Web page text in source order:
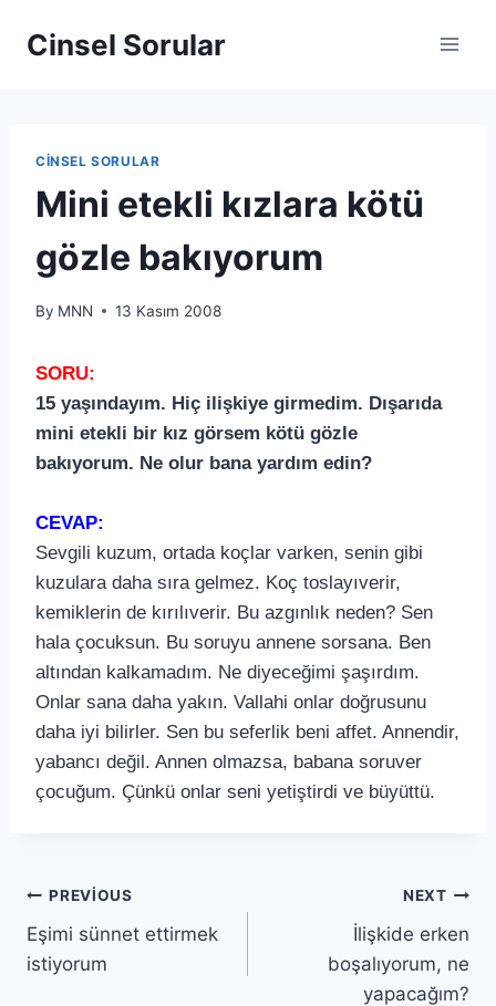
Cinsel Sorular
CINSEL SORULAR
Mini etekli kızlara kötü
gözle bakıyorum
By MNN 13 Kasım 2008
SORU:
15 yaşındayım. Hiç ilişkiye girmedim. Dışarıda
mini etekli bir kız görsem kötü gözle
bakıyorum. Ne olur bana yardım edin?
CEVAP:
Sevgili kuzum, ortada koçlar varken, senin gibi
kuzulara daha sıra gelmez. Koç toslayıverir,
kemiklerin de kırılıverir. Bu azgınlık neden? Sen
hala çocuksun. Bu soruyu annene sorsana. Ben
altından kalkamadım. Ne diyeceğimi şaşırdım.
Onlar sana daha yakın. Vallahi onlar doğrusunu
daha iyi bilirler. Sen bu seferlik beni affet. Annendir,
yabancı değil. Annen olmazsa, babana soruver
çocuğum. Çünkü onlar seni yetiştirdi ve büyüttü.
PREVIOUS
Eşimi sünnet ettirmek
istiyorum
NEXT
İlişkide erken
boşalıyorum, ne
yapacağım?